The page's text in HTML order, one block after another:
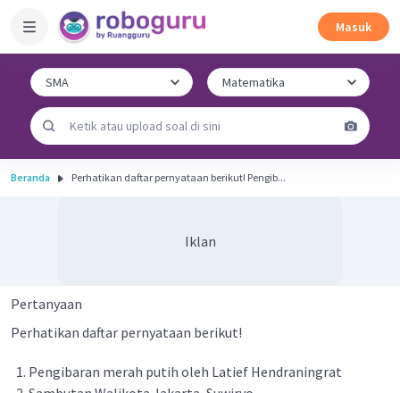
Masuk
Beranda Perhatikan daftar pernyataan berikut! Pengib...
Iklan
Pertanyaan
Perhatikan daftar pernyataan berikut!
Pengibaran merah putih oleh Latief Hendraningrat